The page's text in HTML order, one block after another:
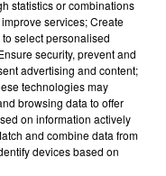
statistics or combinations
services; Create
select personalised
security, prevent and
advertising and content;
technologies may
browsing data to offer
on information actively
and combine data from
devices based on